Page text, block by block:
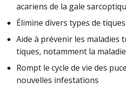
acariens de la gale
Élimine divers types de
Aide à prévenir les maladies
tiques, notamment la
Rompt le cycle de vie des
nouvelles infestations